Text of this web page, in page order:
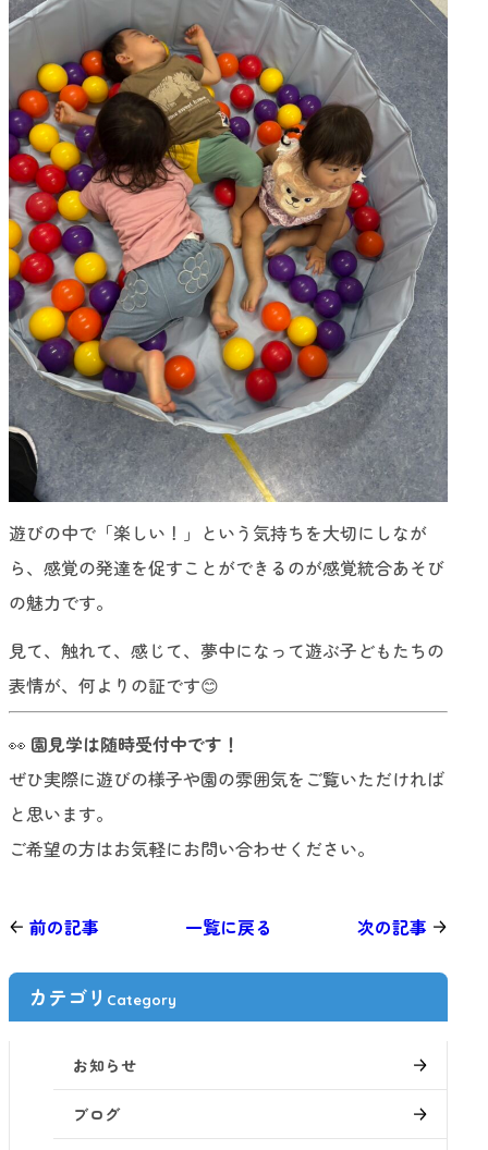
遊びの中で「楽しい！」という気持ちを大切にしなが
ら、感覚の発達を促すことができるのが感覚統合あそび
の魅力です。
見て、触れて、感じて、夢中になって遊ぶ子どもたちの
表情が、何よりの証です😊
👀 園見学は随時受付中です！
ぜひ実際に遊びの様子や園の雰囲気をご覧いただければ
と思います。
ご希望の方はお気軽にお問い合わせください。
前の記事 一覧に戻る 次の記事
カテゴリ Category
お知らせ
ブログ